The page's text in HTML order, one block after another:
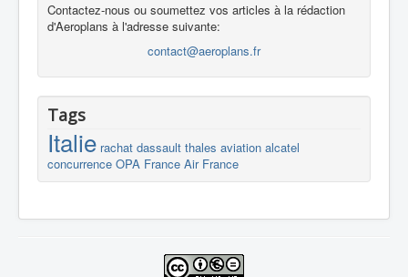
Contactez-nous ou soumettez vos articles à la rédaction
d'Aeroplans à l'adresse suivante:
contact@aeroplans.fr
Tags
Italie rachat dassault thales aviation alcatel
concurrence OPA France Air France